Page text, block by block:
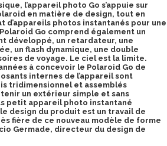
l’appareil photo Go s’appuie sur
en matière de design, tout en
d’appareils photos instantanés pour une
Go comprend également un
développé, un retardateur, une
un flash dynamique, une double
de voyage. Le ciel est la limite.
à concevoir le Polaroid Go de
internes de l’appareil sont
tridimensionnel et assemblés
un extérieur simple et sans
petit appareil photo instantané
design du produit est un travail de
fière de ce nouveau modèle de forme
Germade, directeur du design de